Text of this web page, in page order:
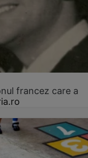
francez care a